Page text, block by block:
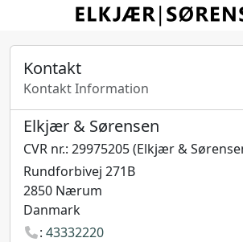
Kontakt
Kontakt Information
Elkjær & Sørensen
CVR nr.: 29975205 (Elkjær &
Rundforbivej 271B
2850 Nærum
Danmark
: 43332220